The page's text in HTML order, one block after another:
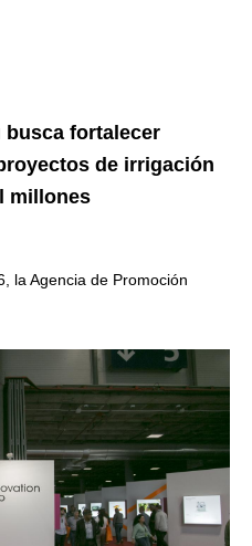
busca fortalecer
de irrigación
millones
la Agencia de Promoción